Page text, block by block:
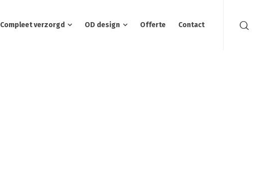
Compleet verzorgd OD design Offerte Contact